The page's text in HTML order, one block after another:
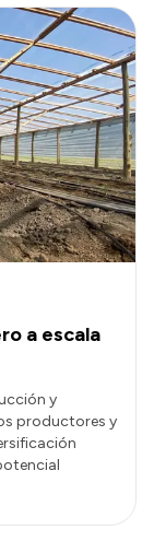
a escala
y
productores y